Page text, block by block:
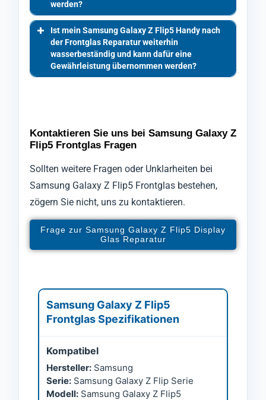
werden?
Ist mein Samsung Galaxy Z Flip5 Handy nach
der Frontglas Reparatur weiterhin
wasserbeständig und kann dafür eine
Gewährleistung übernommen werden?
Kontaktieren Sie uns bei Samsung Galaxy Z
Flip5 Frontglas Fragen
Sollten weitere Fragen oder Unklarheiten bei
Samsung Galaxy Z Flip5 Frontglas bestehen,
zögern Sie nicht, uns zu kontaktieren.
Frage zur Samsung Galaxy Z Flip5 Display
Glas Reparatur
Samsung Galaxy Z Flip5
Frontglas Spezifikationen
Kompatibel
Hersteller: Samsung
Serie: Samsung Galaxy Z Flip Serie
Modell: Samsung Galaxy Z Flip5